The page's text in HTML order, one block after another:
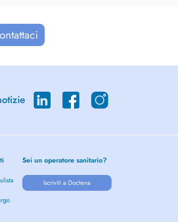
Sei un operatore sanitario?
Iscriviti a Doctena